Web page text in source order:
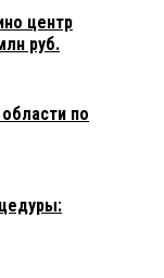
центр
руб.
по